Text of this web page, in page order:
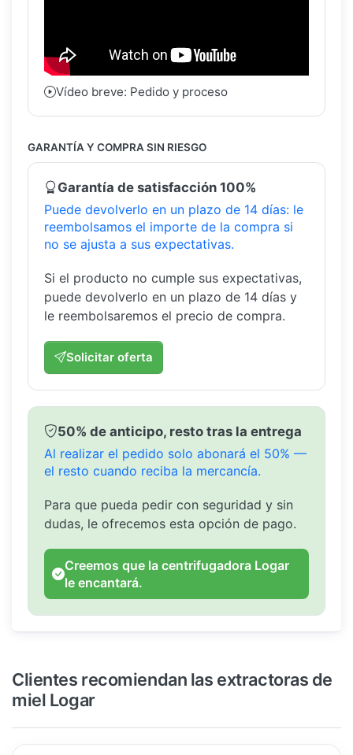
Vídeo breve: Pedido y proceso
GARANTÍA Y COMPRA SIN RIESGO
Garantía de satisfacción 100%
Puede devolverlo en un plazo de 14 días: le
reembolsamos el importe de la compra si
no se ajusta a sus expectativas.
Si el producto no cumple sus expectativas,
puede devolverlo en un plazo de 14 días y
le reembolsaremos el precio de compra.
Solicitar oferta
50% de anticipo, resto tras la entrega
Al realizar el pedido solo abonará el 50% —
el resto cuando reciba la mercancía.
Para que pueda pedir con seguridad y sin
dudas, le ofrecemos esta opción de pago.
Creemos que la centrifugadora Logar
le encantará.
Clientes recomiendan las extractoras de
miel Logar